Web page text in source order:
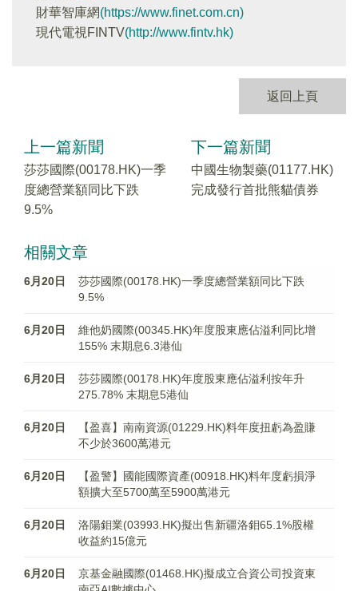
財華智庫網(https://www.finet.com.cn)
現代電視FINTV(http://www.fintv.hk)
返回上頁
上一篇新聞
莎莎國際(00178.HK)一季
度總營業額同比下跌
9.5%
下一篇新聞
中國生物製藥(01177.HK)
完成發行首批熊貓債券
相關文章
6月20日
莎莎國際(00178.HK)一季度總營業額同比下跌
9.5%
6月20日
維他奶國際(00345.HK)年度股東應佔溢利同比增
155% 末期息6.3港仙
6月20日
莎莎國際(00178.HK)年度股東應佔溢利按年升
275.78% 末期息5港仙
6月20日
【盈喜】南南資源(01229.HK)料年度扭虧為盈賺
不少於3600萬港元
6月20日
【盈警】國能國際資產(00918.HK)料年度虧損淨
額擴大至5700萬至5900萬港元
6月20日
洛陽鉬業(03993.HK)擬出售新疆洛鉬65.1%股權
收益約15億元
6月20日
京基金融國際(01468.HK)擬成立合資公司投資東